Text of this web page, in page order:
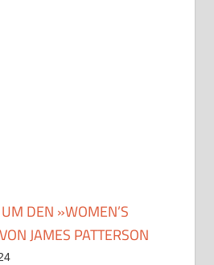
DEN »WOMEN’S
JAMES PATTERSON